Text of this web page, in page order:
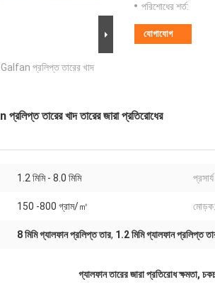
প্রলিপ্ত তারের খাদ
পরিশোধের শর্ত:
যোগাযোগ
তারের খাদ তারের জারা প্রতিরোধের
1.2 মিমি - 8.0 মিমি
150 -800 গ্রাম/㎡ মোড়ক:
8 মিমি গ্যালফান প্রলিপ্ত তার, 1.2 মিমি গ্যালফান প্রলিপ্ত
গ্যালফান তারের জারা প্রতিরোধ ক্ষমতা,